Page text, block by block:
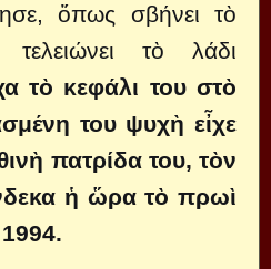
ὅπως σβήνει τὸ
τελειώνει τὸ λάδι
τὸ κεφάλι του στὸ
του ψυχὴ εἶχε
πατρίδα του, τὸν
ἡ ὥρα τὸ πρωὶ